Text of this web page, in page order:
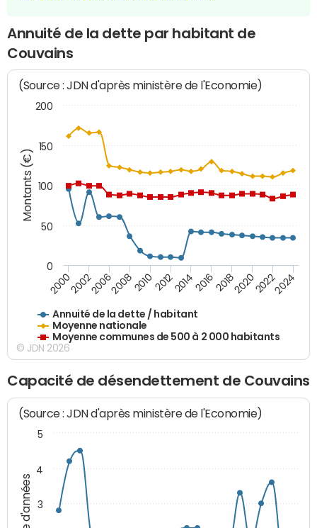
Annuité de la dette par habitant de
Couvains
Montants (€)
(Source : JDN d'après ministère de l'Economie)
Annuité de la dette / habitant
Moyenne nationale
Moyenne communes de 500 à 2 000 habitants
200020022006200820102012201420162018202020222024
0
50
100
150
200
© JDN 2026
Capacité de désendettement de Couvains
(Source : JDN d'après ministère de l'Economie)
3
4
5